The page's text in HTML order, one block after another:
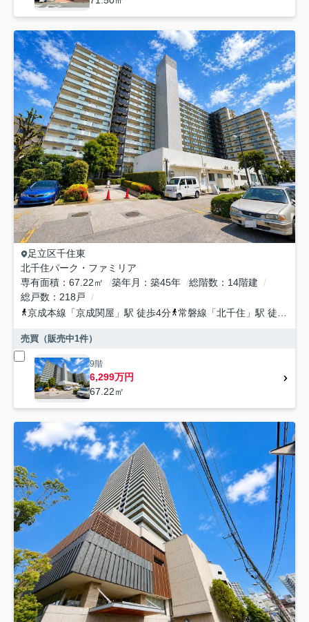
足立区千住東
北千住パーク・ファミリア
専有面積
67.22㎡ 築年月 築45年 総階数
14階建
総戸数
218戸
京成本線 「京成関屋 」駅 徒歩4分 常磐線 「北千住 」駅 徒歩7分
売買（販売中1件）
9階
6,299万円
67.22㎡